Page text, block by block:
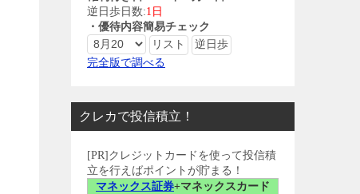
逆日歩日数:1日
・優待内容簡易チェック
完全版で調べる
クレカで投信積立！
[PR]クレジットカードを使って投信積
立を行えばポイントが貯まる！
マネックス証券+マネックスカード